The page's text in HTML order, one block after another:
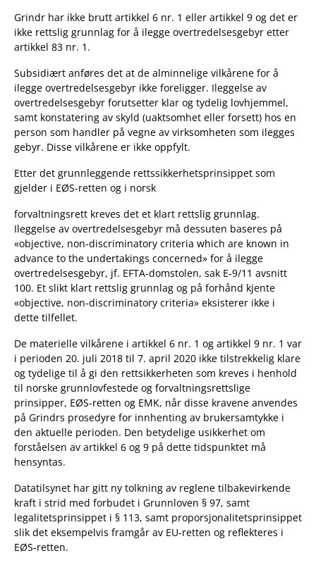
Grindr har ikke brutt artikkel 6 nr. 1 eller artikkel 9 og det er
ikke rettslig grunnlag for å ilegge overtredelsesgebyr etter
artikkel 83 nr. 1.
Subsidiært anføres det at de alminnelige vilkårene for å
ilegge overtredelsesgebyr ikke foreligger. Ileggelse av
overtredelsesgebyr forutsetter klar og tydelig lovhjemmel,
samt konstatering av skyld (uaktsomhet eller forsett) hos en
person som handler på vegne av virksomheten som ilegges
gebyr. Disse vilkårene er ikke oppfylt.
Etter det grunnleggende rettssikkerhetsprinsippet som
gjelder i EØS-retten og i norsk
forvaltningsrett kreves det et klart rettslig grunnlag.
Ileggelse av overtredelsesgebyr må dessuten baseres på
«objective, non-discriminatory criteria which are known in
advance to the undertakings concerned» for å ilegge
overtredelsesgebyr, jf. EFTA-domstolen, sak E-9/11 avsnitt
100. Et slikt klart rettslig grunnlag og på forhånd kjente
«objective, non-discriminatory criteria» eksisterer ikke i
dette tilfellet.
De materielle vilkårene i artikkel 6 nr. 1 og artikkel 9 nr. 1 var
i perioden 20. juli 2018 til 7. april 2020 ikke tilstrekkelig klare
og tydelige til å gi den rettsikkerheten som kreves i henhold
til norske grunnlovfestede og forvaltningsrettslige
prinsipper, EØS-retten og EMK, når disse kravene anvendes
på Grindrs prosedyre for innhenting av brukersamtykke i
den aktuelle perioden. Den betydelige usikkerhet om
forståelsen av artikkel 6 og 9 på dette tidspunktet må
hensyntas.
Datatilsynet har gitt ny tolkning av reglene tilbakevirkende
kraft i strid med forbudet i Grunnloven § 97, samt
legalitetsprinsippet i § 113, samt proporsjonalitetsprinsippet
slik det eksempelvis framgår av EU-retten og reflekteres i
EØS-retten.